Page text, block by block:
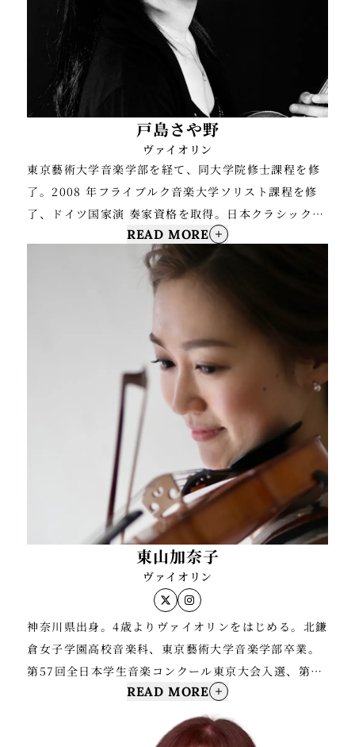
楽祭、木曽音楽祭、東京・春・音楽祭、とやま室内楽
フェスティバル、Singapore Violin Festival（シン
ガポール）、Ost-West Musik Fest（オーストリ
ア）など国内外の音楽祭に参加。マロカンパニーのメ
ンバーとして演奏活動を行うほか、東京交響楽団にお
いてゲストコンサートマスターを務めるなど、ソロ、
室内楽、オーケストラの各分野で研鑽を積む。
東京藝術大学音楽学部附属音楽高等学校を経て、東京
藝術大学音楽学部器楽科ヴァイオリン専攻卒業。これ
までにヴァイオリンを瀬戸瑤子、保井頌子、清水髙
師、篠崎史紀、三上亮、尾池亜美、ダニエル・ゲーデ
の各氏に、ヴィオラを市坪俊彦氏に師事。サントリー
ホール室内楽アカデミー第7期・第8期フェロー、プロ
年度～2021年度ヤマハ音楽奨学支援制度奨学生、
2022・2023年度日本演奏連盟／宗次エンジェル基金
新進演奏家支援制度奨学生、第34回・第35回松尾学術
振興財団奨学生。
現在はカルテット風雅のメンバーとしても活動し、
2026年第12回大阪国際室内楽コンクールにおいて日本
人団体として過去最高位となる第2位を獲得、併せてボ
ルドー弦楽四重奏フェスティバル賞を受賞。第13回秋
吉台音楽コンクール室内楽（弦楽四重奏）部門第1位お
よびベートーヴェン賞、山口県知事賞（グランプ
リ）、第5回宗次ホール弦楽四重奏コンクール第1位お
よびベートーヴェン・オマージュ賞を受賞するなど、
国内主要コンクールで高い評価を得ている。2025年度
第35回青山音楽賞バロックザール賞受賞。
戸島さや野
ヴァイオリン
東京藝術大学音楽学部を経て、同大学院修士課程を修
了。2008 年フライブルク音楽大学ソリスト課程を修
了、ドイツ国家演 奏家資格を取得。日本クラシック音
楽コンクール高校の部全国 大会第 2 位( 1位なし)、シ
ュポア国際コンクール最優秀現代 曲演奏賞などを受
賞。 帰国後、バッハの無伴奏ヴァイオリン ソナタと
パルティータの全曲演奏会などをはじめ、無伴奏作品
を中心としたプログラムでリサイタルを多数開催。
2014年には CD「三つの声」を発表。2015年よりジ
ャズ、レゲエのピアニ スト、加藤あやとのデュオ・コ
ンサートシリーズ「92の行方」 をスタート。知られざ
る作品の紹介や、クラシック音楽 の新 たな可能性の
探求に力を注いでいる。横浜シンフォニエッタメンバ
ー。これまでに佐々木はるる、瀬戸 瑶子、浦川宣也、
和波孝禧、ニコラス・チュマチェンコの各氏に師事。
READ MORE
東山加奈子
ヴァイオリン
神奈川県出身。4歳よりヴァイオリンをはじめる。北鎌
倉女子学園高校音楽科、東京藝術大学音楽学部卒業。
第57回全日本学生音楽コンクール東京大会入選、第13
回日本クラシック音楽コンクール入賞。これまでに瀧
川美穂子、稲垣美奈子、山岡耕筰、山岡みどり、前澤
均、清水髙師の各氏に師事。
READ MORE